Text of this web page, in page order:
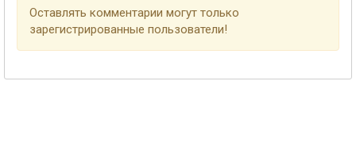
Оставлять комментарии могут только
зарегистрированные пользователи!